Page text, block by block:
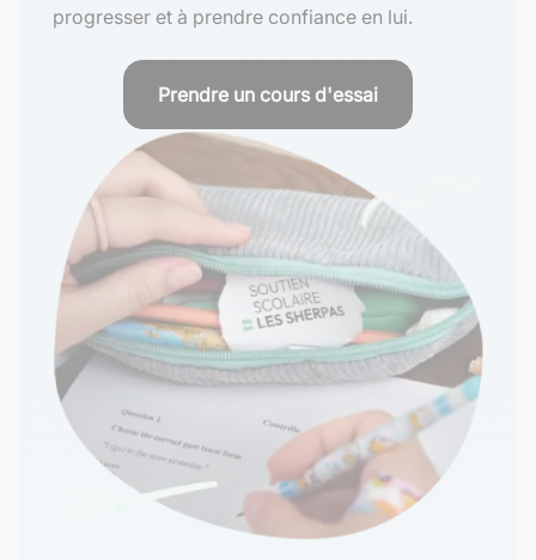
progresser et à prendre confiance en lui.
Prendre un cours d'essai